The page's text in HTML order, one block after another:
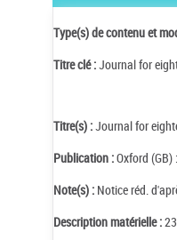
Type(s) de contenu et
Titre clé :Journal for
Titre(s) :Journal for
Publication :Oxford
Note(s) : Notice réd.
Description matérielle :